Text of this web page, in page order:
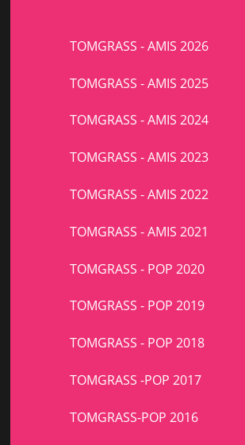
TOMGRASS - AMIS 2026
TOMGRASS - AMIS 2025
TOMGRASS - AMIS 2024
TOMGRASS - AMIS 2023
TOMGRASS - AMIS 2022
TOMGRASS - AMIS 2021
TOMGRASS - POP 2020
TOMGRASS - POP 2019
TOMGRASS - POP 2018
TOMGRASS -POP 2017
TOMGRASS-POP 2016